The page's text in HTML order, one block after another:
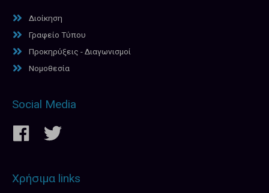
Διοίκηση
Γραφείο Τύπου
Προκηρύξεις - Διαγωνισμοί
Νομοθεσία
Social Media
Χρήσιμα links